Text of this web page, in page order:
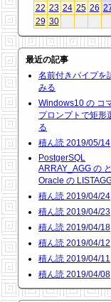
22 23 24 25 26
29 30
最近の記事
名前付きパイプを
みる
Windows10 の コ
プロンプトで矩形
る
積ん読 2019/05/14
PostgerSQL
ARRAY_AGG の と
Oracle の
積ん読 2019/04/24
積ん読 2019/04/23
積ん読 2019/04/18
積ん読 2019/04/12
積ん読 2019/04/11
積ん読 2019/04/08